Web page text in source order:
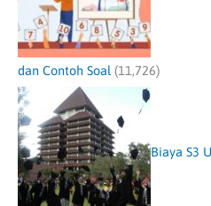
dan Contoh Soal (11,726)
Biaya S3